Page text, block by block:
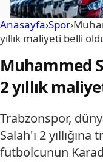
Anasayfa›Spor›
yıllık maliyeti belli
Muhammed
2 yıllık
Trabzonspor,
Salah'ı 2 yıllığına
futbolcunun